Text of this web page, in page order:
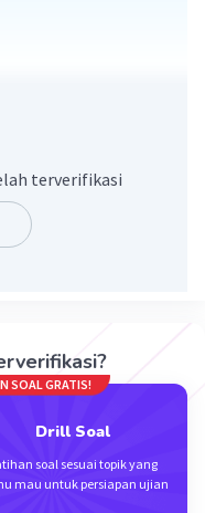
terverifikasi
SOAL GRATIS!
Drill Soal
soal sesuai topik yang
mau untuk persiapan ujian